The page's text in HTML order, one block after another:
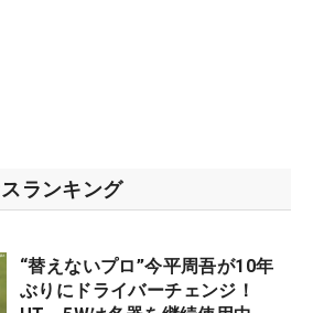
ランキング
“替えないプロ”今平周吾が10年
ぶりにドライバーチェンジ！